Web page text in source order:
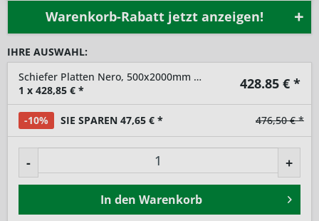
Warenkorb-Rabatt jetzt anzeigen!
IHRE AUSWAHL:
Schiefer Platten Nero, 500x2000mm (BxH)
1 x 428,85 € * 428.85 € *
-10% SIE SPAREN 47,65 € * 476,50 € *
- +
In den Warenkorb